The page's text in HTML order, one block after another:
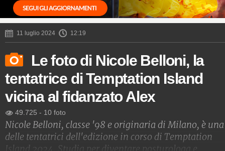
11 luglio 2024 12:19
Le foto di Nicole Belloni, la
tentatrice di Temptation Island
vicina al fidanzato Alex
49.725 - 10 foto
Nicole Belloni, classe '98 e originaria di Milano, è una
delle tentatrici dell'edizione in corso di Temptation
Island 2024. Studia per diventare posturologa e